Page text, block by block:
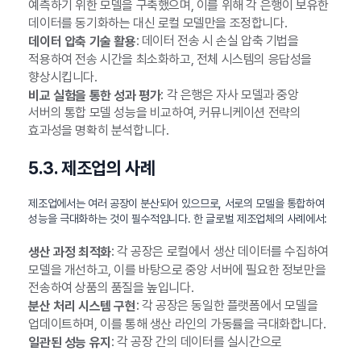
예측하기 위한 모델을 구축했으며, 이를 위해 각 은행이 보유한
데이터를 동기화하는 대신 로컬 모델만을 조정합니다.
데이터 압축 기술 활용: 데이터 전송 시 손실 압축 기법을
적용하여 전송 시간을 최소화하고, 전체 시스템의 응답성을
향상시킵니다.
비교 실험을 통한 성과 평가: 각 은행은 자사 모델과 중앙
서버의 통합 모델 성능을 비교하여, 커뮤니케이션 전략의
효과성을 명확히 분석합니다.
5.3. 제조업의 사례
제조업에서는 여러 공장이 분산되어 있으므로, 서로의 모델을 통합하여
성능을 극대화하는 것이 필수적입니다. 한 글로벌 제조업체의 사례에서:
생산 과정 최적화: 각 공장은 로컬에서 생산 데이터를 수집하여
모델을 개선하고, 이를 바탕으로 중앙 서버에 필요한 정보만을
전송하여 상품의 품질을 높입니다.
분산 처리 시스템 구현: 각 공장은 동일한 플랫폼에서 모델을
업데이트하며, 이를 통해 생산 라인의 가동률을 극대화합니다.
일관된 성능 유지 : 각 공장 간의 데이터를 실시간으로